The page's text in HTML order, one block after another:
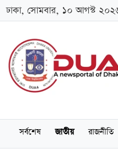
ঢাকা, সোমবার, ১০ আগস্ট
সর্বশেষ জাতীয় রাজনীতি